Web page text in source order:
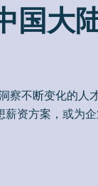
国大
察不断变化的人
资方案，或为